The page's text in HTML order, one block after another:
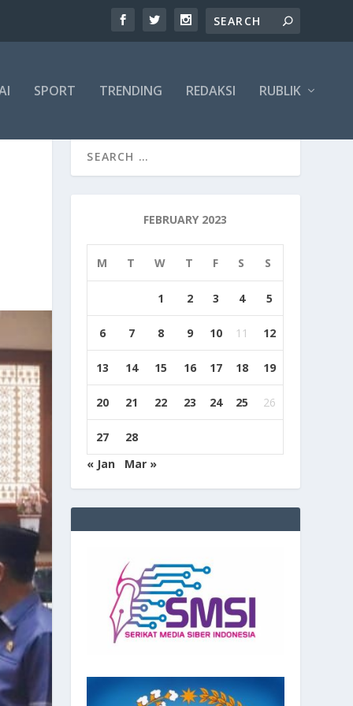
SPORT TRENDING REDAKSI RUBLIK
FEBRUARY 2023
M T W T F S S
1 2 3 4 5
6 7 8 9 10 11 12
13 14 15 16 17 18 19
20 21 22 23 24 25 26
27
28
« Jan
Mar »